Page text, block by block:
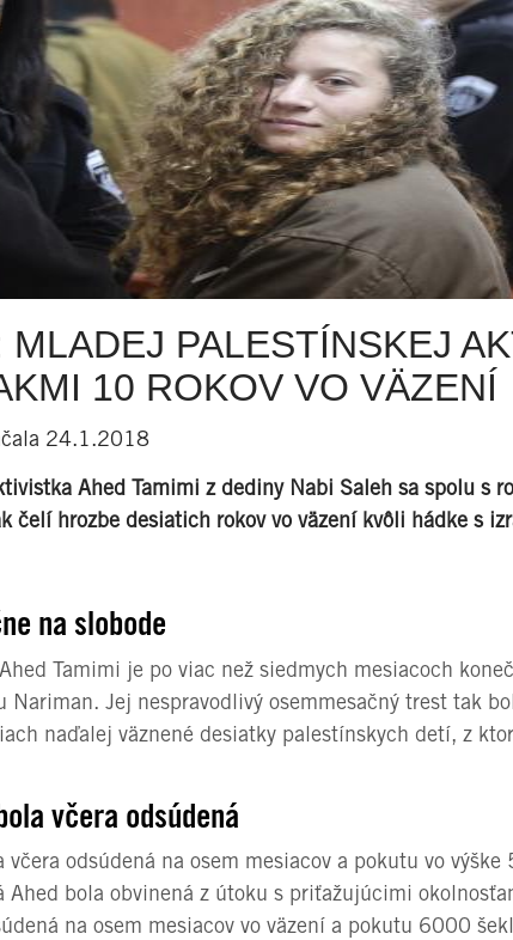
MLADEJ PALESTÍNSKEJ
10 ROKOV VO VÄZENÍ
24.1.2018
Ahed Tamimi z dediny Nabi Saleh sa spolu s
čelí hrozbe desiatich rokov vo väzení kvôli hádke s
na slobode
Tamimi je po viac než siedmych mesiacoch
Nariman. Jej nespravodlivý osemmesačný trest tak
naďalej väznené desiatky palestínskych detí, z
včera odsúdená
včera odsúdená na osem mesiacov a pokutu vo
Ahed bola obvinená z útoku s priťažujúcimi
na osem mesiacov vo väzení a pokutu 6000